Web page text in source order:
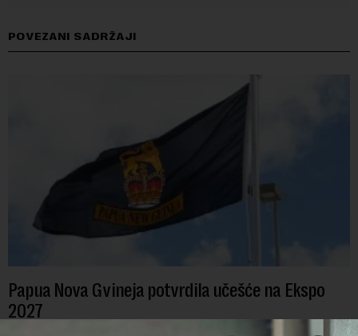
POVEZANI SADRŽAJI
Papua Nova Gvineja potvrdila učešće na Ekspo
2027